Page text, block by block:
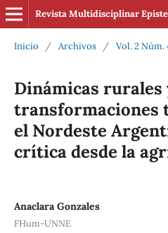
Revista Multidisciplinar
Inicio / Archivos / Vol. 2 Núm.
Dinámicas rurales
el Nordeste
crítica desde la
Anaclara Gonzales
FHum-UNNE